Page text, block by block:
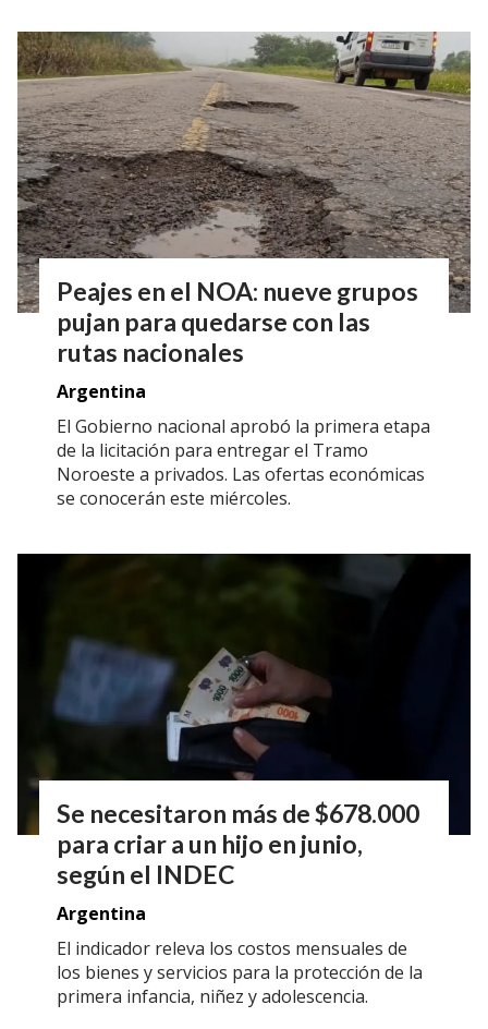
Peajes en el NOA: nueve grupos
pujan para quedarse con las
rutas nacionales
Argentina
El Gobierno nacional aprobó la primera etapa
de la licitación para entregar el Tramo
Noroeste a privados. Las ofertas económicas
se conocerán este miércoles.
Se necesitaron más de $678.000
para criar a un hijo en junio,
según el INDEC
Argentina
El indicador releva los costos mensuales de
los bienes y servicios para la protección de la
primera infancia, niñez y adolescencia.